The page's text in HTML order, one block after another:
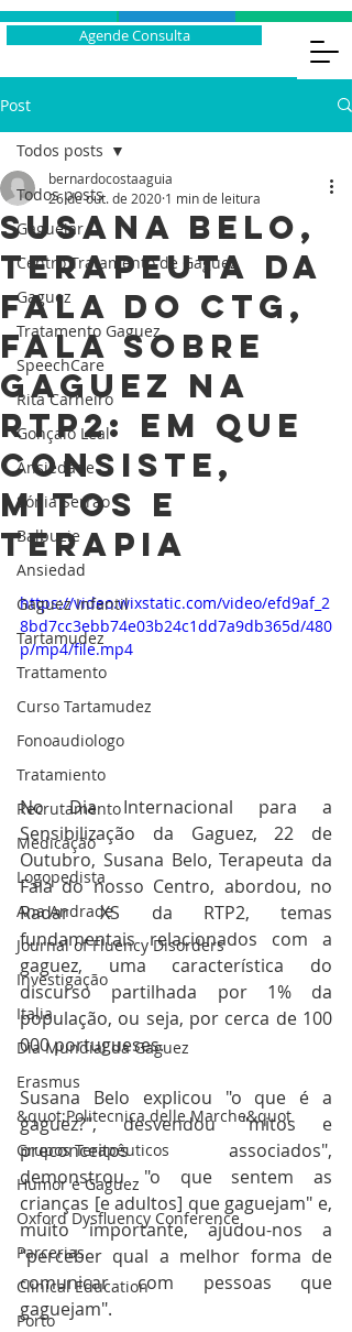
Agende Consulta
Post
Todos posts
Gaguejar
Centro Tratamento de Gaguez
Gaguez
Tratamento Gaguez
SpeechCare
Rita Carneiro
Gonçalo Leal
Ansiedade
Sónia Serrão
Balbuzie
Ansiedad
Gaguez Infantil
Tartamudez
Trattamento
Curso Tartamudez
Fonoaudiologo
Tratamiento
Recrutamento
Medicação
Logopedista
Ana Andrade
Journal of Fluency Disorders
Investigação
Italia
Dia Mundial da Gaguez
Erasmus
&quot;Politecnica delle Marche&quot
Grupos Terapêuticos
Humor e Gaguez
Oxford Dysfluency Conference
Parcerias
Clinical Education
Porto
Todos posts
Susana Belo,
Terapeuta da
Fala do CTG,
fala sobre
gaguez na
RTP2: em que
consiste,
mitos e
terapia
bernardocostaaguia
26 de out. de 2020 1 min de leitura
https://video.wixstatic.com/video/efd9af_2
8bd7cc3ebb74e03b24c1dd7a9db365d/480
p/mp4/file.mp4
No Dia Internacional para a
Sensibilização da Gaguez, 22 de
Outubro, Susana Belo, Terapeuta da
Fala do nosso Centro, abordou, no
Radar XS da RTP2, temas
fundamentais relacionados com a
gaguez, uma característica do
discurso partilhada por 1% da
população, ou seja, por cerca de 100
000 portugueses.
Susana Belo explicou "o que é a
gaguez?", desvendou "mitos e
preconceitos associados",
demonstrou "o que sentem as
crianças [e adultos] que gaguejam" e,
muito importante, ajudou-nos a
"perceber qual a melhor forma de
comunicar com pessoas que
gaguejam".